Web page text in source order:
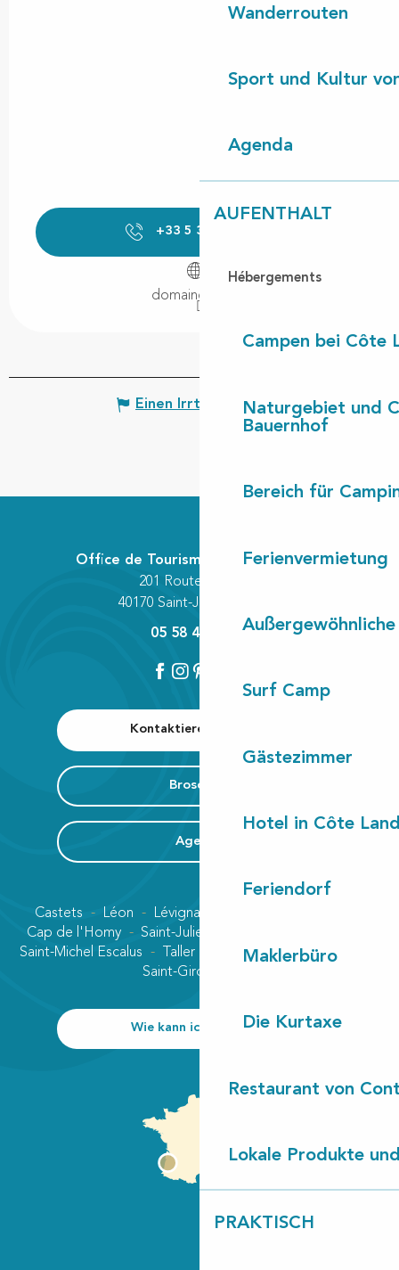
Wanderrouten
Sport und Kultur
Agenda
AUFENTHALT
Hébergements
Campen bei Côte
Naturgebiet und
Bauernhof
Bereich für
Ferienvermietung
Surf Camp
Gästezimmer
Hotel in Côte
Feriendorf
Maklerbüro
Die Kurtaxe
Restaurant von
Lokale Produkte
PRAKTISCH
+33 5 35 37 14
domaineduza.fr
Einen Irrtum angeben
Kontaktieren Sie uns
Broschüre
Agenda
Office de Tourisme Communautaire
201 Route des Lacs
40170 Saint-Julien-en-Born
05 58 42 89 80
Castets Léon Lévignacq
Cap de l'Homy
Saint-Julien-en-Born
Saint-Michel Escalus
Taller
Vielle-Saint-Girons
Saint-Girons plage
Wie kann ich kommen?